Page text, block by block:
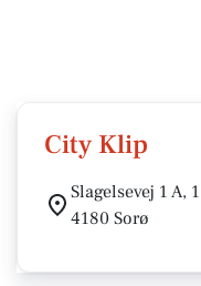
City Klip
Slagelsevej 1 A,
4180 Sorø